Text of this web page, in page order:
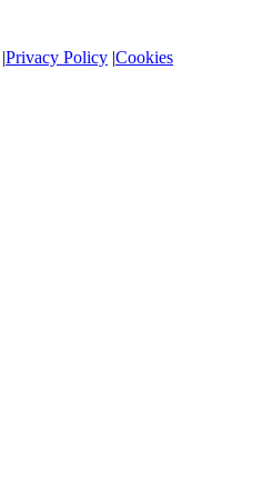
Privacy Policy Cookies